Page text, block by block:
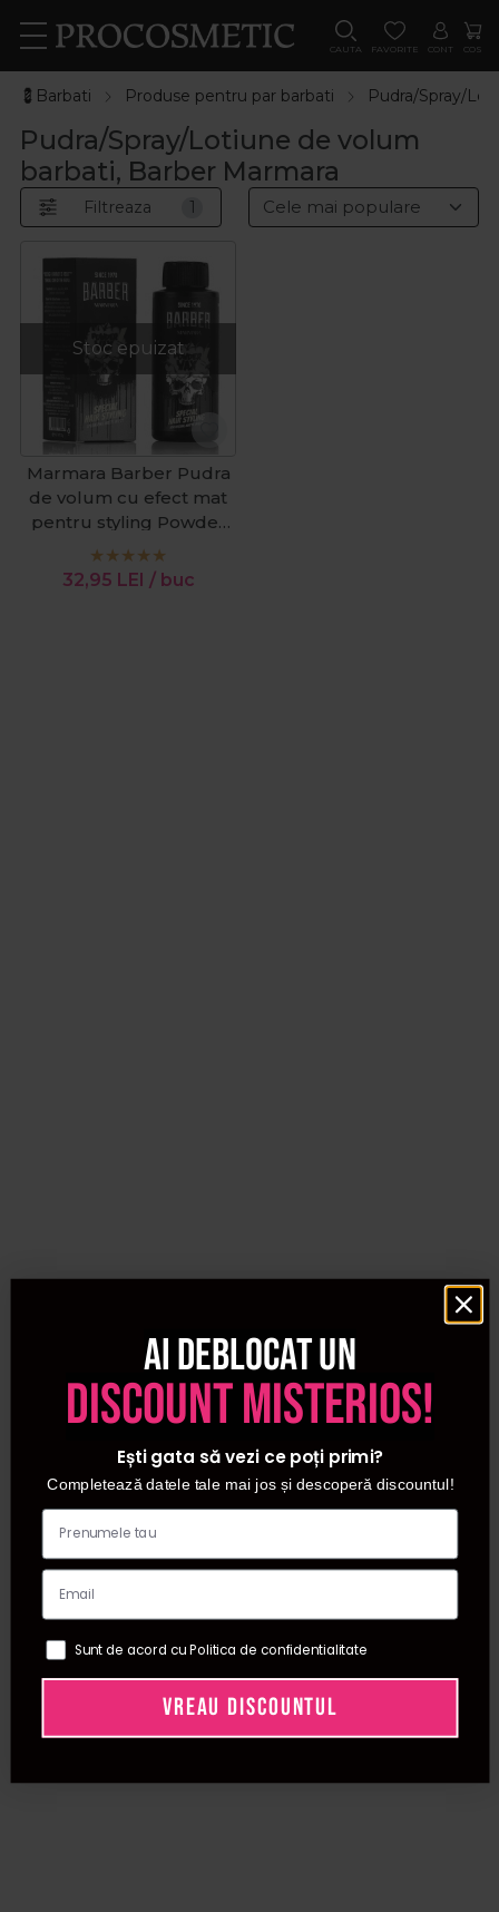
CAUTA FAVORITE CONT COS
💈Barbati Produse pentru par barbati Pudra/Spray/
Pudra/Spray/Lotiune de volum
barbati, Barber Marmara
Filtreaza 1
Stoc epuizat
Marmara Barber Pudra
de volum cu efect mat
pentru styling Powder
Wax 20g
32,95 LEI / buc
Ai deblocat un
discount misterios!
Ești gata să vezi ce poți primi?
Completează datele tale mai jos și descoperă discountul!
Sunt de acord cu Politica de confidentialitate
VREAU DISCOUNTUL